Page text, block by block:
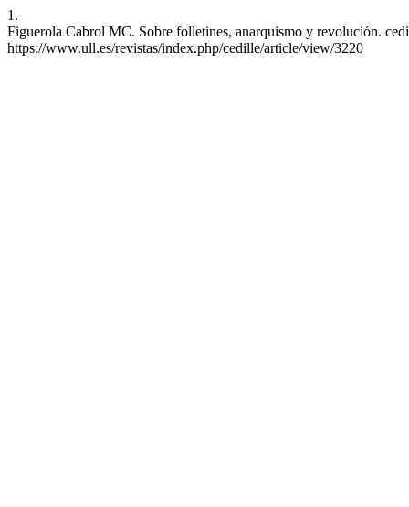
1.
Figuerola Cabrol MC. Sobre folletines, anarquismo y revolución.
https://www.ull.es/revistas/index.php/cedille/article/view/3220